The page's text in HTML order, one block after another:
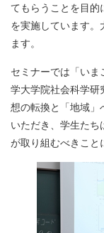
てもらうことを目
を実施しています。
ます。
セミナーでは「い
学大学院社会科学研
想の転換と「地域」
いただき、学生たち
が取り組むべきこと